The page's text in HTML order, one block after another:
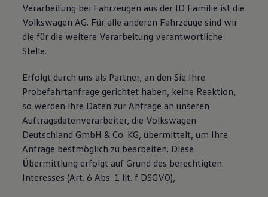
Verarbeitung bei Fahrzeugen aus der ID Familie ist die
Volkswagen AG. Für alle anderen Fahrzeuge sind wir
die für die weitere Verarbeitung verantwortliche
Stelle.
Erfolgt durch uns als Partner, an den Sie Ihre
Probefahrtanfrage gerichtet haben, keine Reaktion,
so werden ihre Daten zur Anfrage an unseren
Auftragsdatenverarbeiter, die Volkswagen
Deutschland GmbH & Co. KG, übermittelt, um Ihre
Anfrage bestmöglich zu bearbeiten. Diese
Übermittlung erfolgt auf Grund des berechtigten
Interesses (Art. 6 Abs. 1 lit. f DSGVO),